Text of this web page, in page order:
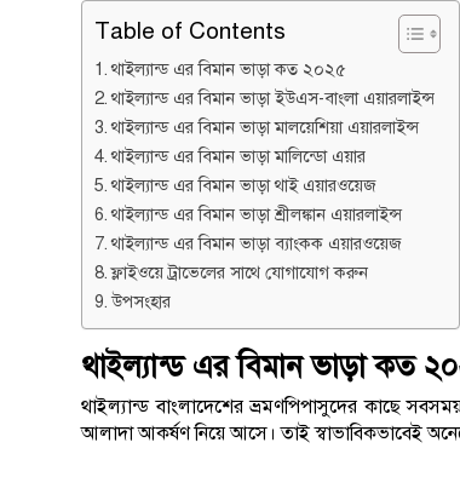
Table of Contents
থাইল্যান্ড এর বিমান ভাড়া কত ২০২৫
থাইল্যান্ড এর বিমান ভাড়া ইউএস-বাংলা এয়ারলাইন্স
থাইল্যান্ড এর বিমান ভাড়া মালয়েশিয়া এয়ারলাইন্স
থাইল্যান্ড এর বিমান ভাড়া মালিন্ডো এয়ার
থাইল্যান্ড এর বিমান ভাড়া থাই এয়ারওয়েজ
থাইল্যান্ড এর বিমান ভাড়া শ্রীলঙ্কান এয়ারলাইন্স
থাইল্যান্ড এর বিমান ভাড়া ব্যাংকক এয়ারওয়েজ
ফ্লাইওয়ে ট্রাভেলের সাথে যোগাযোগ করুন
উপসংহার
থাইল্যান্ড এর বিমান ভাড়া কত
থাইল্যান্ড বাংলাদেশের ভ্রমণপিপাসুদের কাছে
আলাদা আকর্ষণ নিয়ে আসে। তাই স্বাভাবিকভাবেই